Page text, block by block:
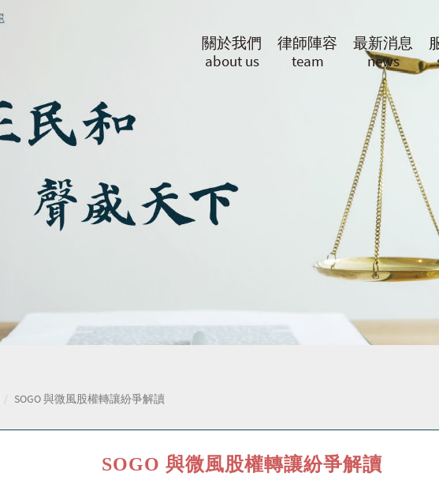
關於我們
about us
律師陣容
team
最新消息
news
SOGO 與微風股權轉讓紛爭解讀
SOGO 與微風股權轉讓紛爭解讀